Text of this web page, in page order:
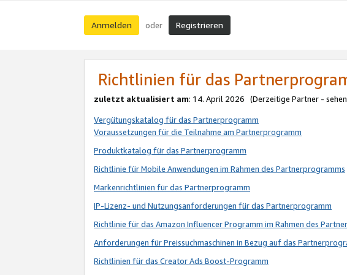
Anmelden oder Registrieren
Richtlinien für das
zuletzt aktualisiert am: 14. April 2026 (Derzeitige Partner - sehen
Vergütungskatalog für das Partnerprogramm
Voraussetzungen für die Teilnahme am Partnerprogramm
Produktkatalog für das Partnerprogramm
Richtlinie für Mobile Anwendungen im Rahmen des Partnerprogramms
Markenrichtlinien für das Partnerprogramm
IP-Lizenz- und Nutzungsanforderungen für das Partnerprogramm
Richtlinie für das Amazon Influencer Programm im Rahmen des
Anforderungen für Preissuchmaschinen in Bezug auf das
Richtlinien für das Creator Ads Boost-Programm